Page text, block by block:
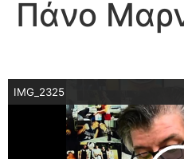
Πάνο
IMG_2325